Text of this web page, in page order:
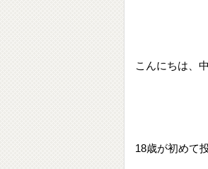
こんにちは、
18歳が初めて